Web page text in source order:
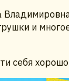
и
себя